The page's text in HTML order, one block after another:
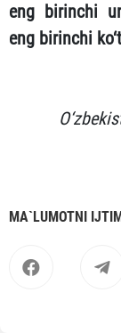
eng birinchi
eng birinchi
MА`LUMOTNI